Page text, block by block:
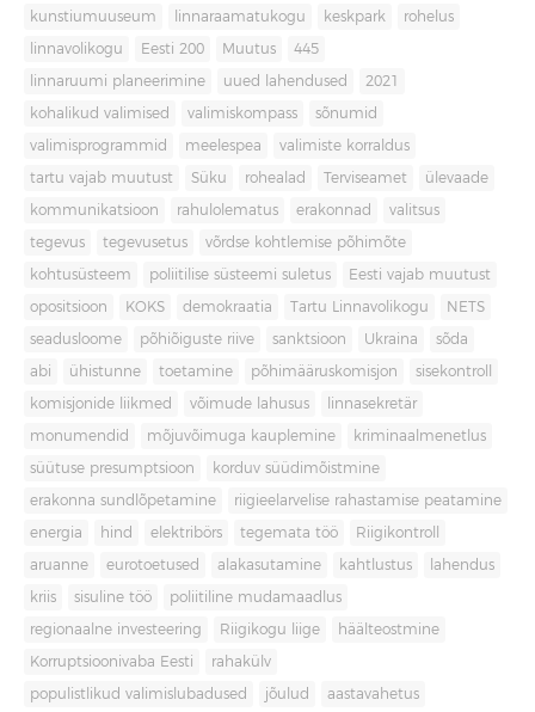
kunstiumuuseum linnaraamatukogu keskpark rohelus
linnavolikogu Eesti 200 Muutus 445
linnaruumi planeerimine uued lahendused 2021
kohalikud valimised valimiskompass sõnumid
valimisprogrammid meelespea valimiste korraldus
tartu vajab muutust Süku rohealad Terviseamet ülevaade
kommunikatsioon rahulolematus erakonnad valitsus
tegevus tegevusetus võrdse kohtlemise põhimõte
kohtusüsteem poliitilise süsteemi suletus Eesti vajab muutust
opositsioon KOKS demokraatia Tartu Linnavolikogu NETS
seadusloome põhiõiguste riive sanktsioon Ukraina sõda
abi ühistunne toetamine põhimääruskomisjon sisekontroll
komisjonide liikmed võimude lahusus linnasekretär
monumendid mõjuvõimuga kauplemine kriminaalmenetlus
süütuse presumptsioon korduv süüdimõistmine
erakonna sundlõpetamine riigieelarvelise rahastamise peatamine
energia hind elektribörs tegemata töö Riigikontroll
aruanne eurotoetused alakasutamine kahtlustus lahendus
kriis sisuline töö poliitiline mudamaadlus
regionaalne investeering Riigikogu liige häälteostmine
Korruptsioonivaba Eesti rahakülv
populistlikud valimislubadused jõulud aastavahetus